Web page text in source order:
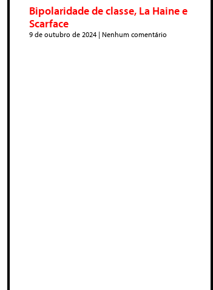
Bipolaridade de classe, La Haine e
Scarface
9 de outubro de 2024 Nenhum comentário